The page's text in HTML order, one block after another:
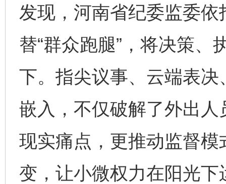
发现，河南省纪委监委依
替“群众跑腿”，将决策
下。指尖议事、云端表
嵌入，不仅破解了外出人
现实痛点，更推动监督模
变，让小微权力在阳光